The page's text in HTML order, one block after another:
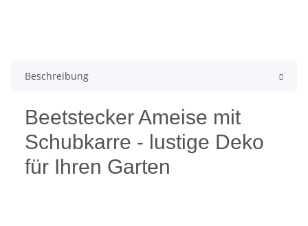
Beschreibung
Beetstecker Ameise mit
Schubkarre - lustige Deko
für Ihren Garten